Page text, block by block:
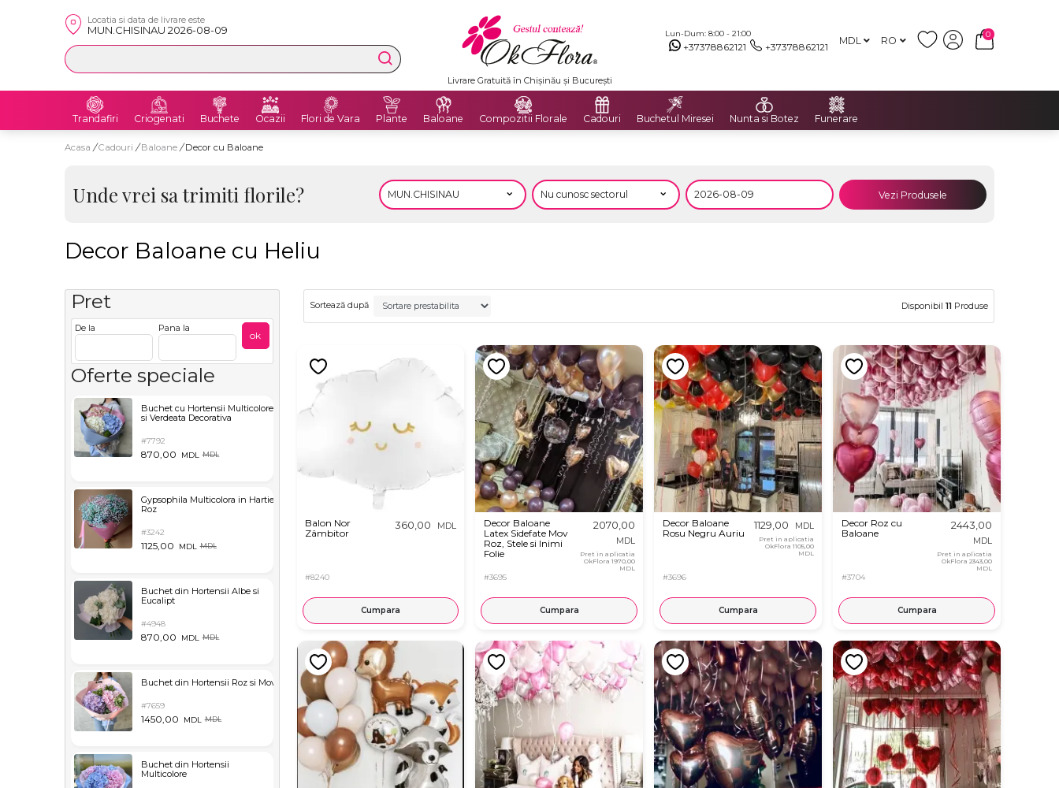
Locatia si data de livrare este
MUN.CHISINAU 2026-08-09 Lun-Dum: 8:00 - 21:00
+37378862121 +37378862121 MDL RO
0
Livrare Gratuită în Chișinău și București
Trandafiri Criogenati Buchete Ocazii Flori de Vara Plante Baloane Compozitii Florale Cadouri Buchetul Miresei Nunta si Botez Funerare
Acasa / Cadouri / Baloane / Decor cu Baloane
Unde vrei sa trimiti florile? Vezi Produsele
Decor Baloane cu Heliu
Pret
De la Pana la
ok
Oferte speciale
Buchet cu Hortensii Multicolore
si Verdeata Decorativa
#7792
870,00 MDL MDL
Gypsophila Multicolora in Hartie
Roz
#3242
1125,00 MDL MDL
Buchet din Hortensii Albe si
Eucalipt
#4948
870,00 MDL MDL
Buchet din Hortensii Roz si Mov
#7659
1450,00 MDL MDL
Buchet din Hortensii
Multicolore
Sortează după Disponibil 11 Produse
Balon Nor
Zâmbitor
#8240
360,00 MDL
Cumpara
Decor Baloane
Latex Sidefate Mov
Roz, Stele si Inimi
Folie
#3695
2070,00
MDL
Pret in aplicatia
OkFlora 1970,00
MDL
Cumpara
Decor Baloane
Rosu Negru Auriu
#3696
1129,00 MDL
Pret in aplicatia
OkFlora 1105,00
MDL
Cumpara
Decor Roz cu
Baloane
#3704
2443,00
MDL
Pret in aplicatia
OkFlora2343,00
MDL
Cumpara